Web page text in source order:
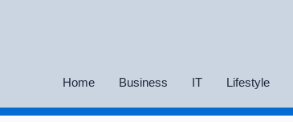
Home Business IT Lifestyle